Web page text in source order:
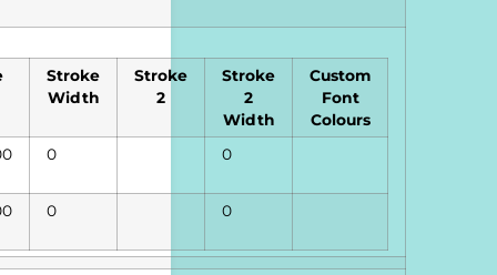
Stroke
Width
Stroke
2
Stroke
2
Width
Custom
Font
Colours
0 0
0 0